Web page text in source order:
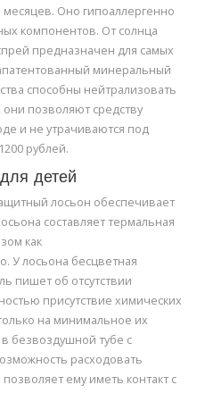
месяцев. Оно гипоаллергенно
компонентов. От солнца
предназначен для самых
минеральный
способны нейтрализовать
позволяют средству
и не утрачиваются под
рублей.
детей
лосьон обеспечивает
составляет термальная
как
У лосьона бесцветная
пишет об отсутствии
присутствие химических
на минимальное их
безвоздушной тубе с
расходовать
ему иметь контакт с